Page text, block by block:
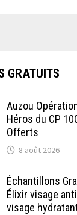
GRATUITS
Auzou
Héros du CP
Offerts
8 août 2026
Échantillons
Élixir visage
visage